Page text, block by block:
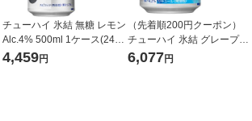
チューハイ 氷結 無糖 レモン
Alc.4% 500ml 1ケース(24本
入) レモンサワー 酎ハイ KB
4,459円
（先着順200円クーポン）
チューハイ 氷結 グレープフ
ルーツ 350ml 48本 缶チュー
6,077円